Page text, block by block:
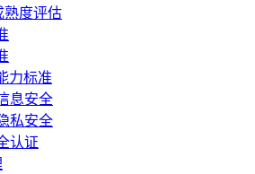
熟度评估
力标准
息安全
私安全
认证